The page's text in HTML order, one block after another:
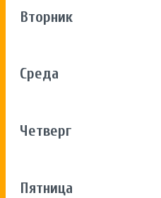
Вторник
Среда
Четверг
Пятница